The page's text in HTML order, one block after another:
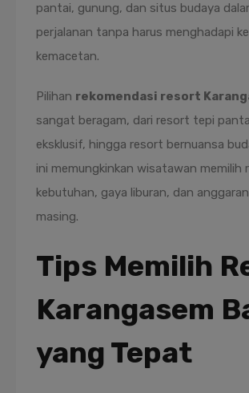
pantai, gunung, dan situs budaya
perjalanan tanpa harus menghadapi
kemacetan.
Pilihan rekomendasi resort
sangat beragam, dari resort tepi
eksklusif, hingga resort bernuansa
ini memungkinkan wisatawan memilih
kebutuhan, gaya liburan, dan
masing.
Tips Memilih
Karangasem
yang Tepat